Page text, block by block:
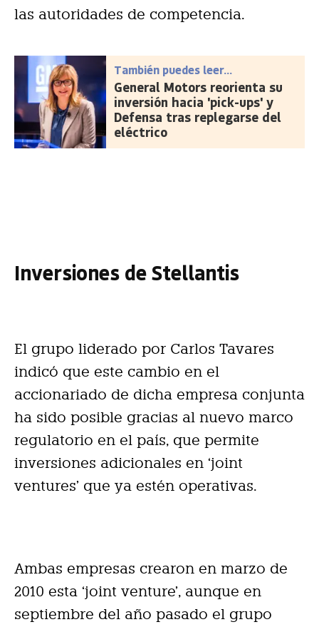
las autoridades de competencia.
También puedes leer...
General Motors reorienta su
inversión hacia 'pick-ups' y
Defensa tras replegarse del
eléctrico
Inversiones de Stellantis
El grupo liderado por Carlos Tavares
indicó que este cambio en el
accionariado de dicha empresa conjunta
ha sido posible gracias al nuevo marco
regulatorio en el país, que permite
inversiones adicionales en ‘joint
ventures’ que ya estén operativas.
Ambas empresas crearon en marzo de
2010 esta ‘joint venture’, aunque en
septiembre del año pasado el grupo